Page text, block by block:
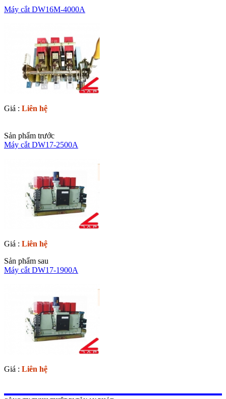
Máy cắt DW16M-4000A
Giá : Liên hệ
Sản phẩm trước
Máy cắt DW17-2500A
Giá : Liên hệ
Sản phẩm sau
Máy cắt DW17-1900A
Giá : Liên hệ